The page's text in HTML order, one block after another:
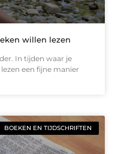
willen lezen
In tijden waar je
een fijne manier
BOEKEN EN TIJDSCHRIFTEN